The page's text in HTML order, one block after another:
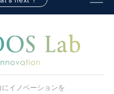
イノベーションを